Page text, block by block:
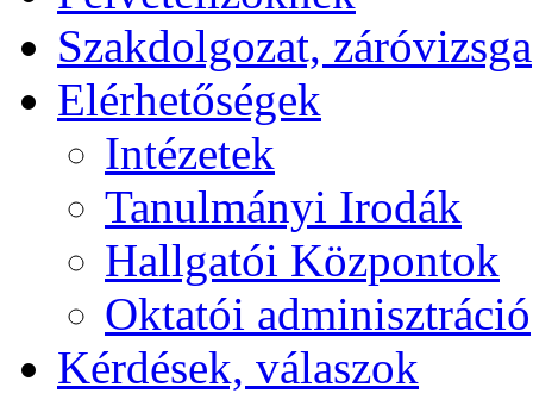
Szakdolgozat, záróvizsga
Elérhetőségek
Intézetek
Tanulmányi Irodák
Hallgatói Központok
Oktatói adminisztráció
Kérdések, válaszok